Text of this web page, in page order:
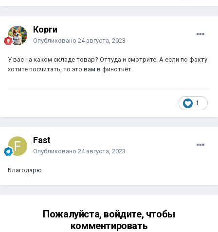
Корги
Опубликовано 24 августа, 2023
У вас на каком складе товар? Оттуда и смотрите. А если по факту
хотите посчитать, то это вам в финотчёт.
1
Fast
Опубликовано 24 августа, 2023
Благодарю.
Пожалуйста, войдите, чтобы
комментировать